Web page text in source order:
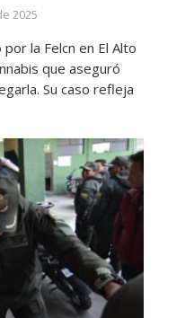
2025
la Felcn en El Alto
que aseguró
Su caso refleja